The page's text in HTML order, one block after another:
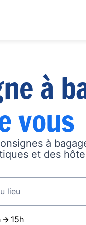
à
vous
à
et des
15h